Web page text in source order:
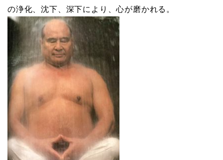
の浄化、沈下、深下により、心が磨かれる。